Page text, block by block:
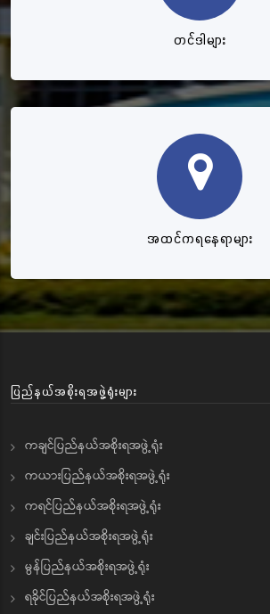
တင်ဒါများ
အထင်ကရနေရာများ
ပြည်နယ်အစိုးရအဖွဲ့ရုံးများ
ကချင်ပြည်နယ်အစိုးရအဖွဲ့ရုံး
ကယားပြည်နယ်အစိုးရအဖွဲ့ရုံး
ကရင်ပြည်နယ်အစိုးရအဖွဲ့ရုံး
ချင်းပြည်နယ်အစိုးရအဖွဲ့ရုံး
မွန်ပြည်နယ်အစိုးရအဖွဲ့ရုံး
ရခိုင်ပြည်နယ်အစိုးရအဖွဲ့ရုံး